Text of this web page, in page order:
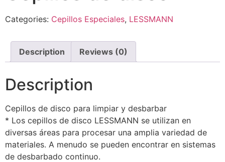
Categories: Cepillos Especiales, LESSMANN
Description Reviews (0)
Description
Cepillos de disco para limpiar y desbarbar
* Los cepillos de disco LESSMANN se utilizan en
diversas áreas para procesar una amplia variedad de
materiales. A menudo se pueden encontrar en sistemas
de desbarbado continuo.